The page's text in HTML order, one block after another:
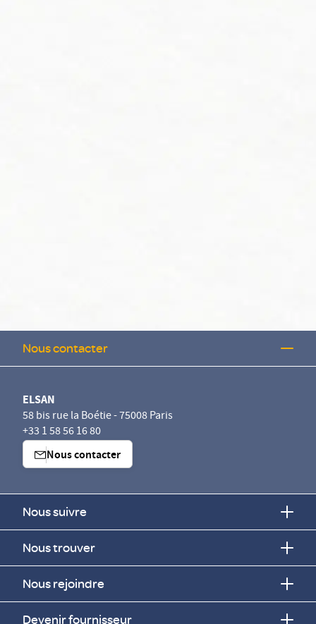
Nous contacter
ELSAN
58 bis rue la Boétie - 75008 Paris
+33 1 58 56 16 80
Nous contacter
Nous suivre
Nous trouver
Nous rejoindre
Devenir fournisseur